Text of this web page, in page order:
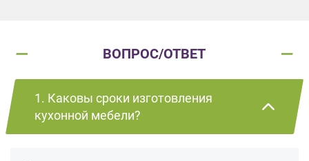
ВОПРОС/ОТВЕТ
1. Каковы сроки изготовления
кухонной мебели?